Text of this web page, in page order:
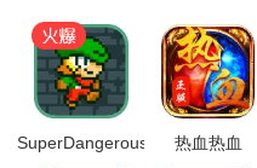
《下一层封魔塔》小编
*每一步探索都充满未知
戏带来的快乐。
SuperDangerousDungeons
热血热血